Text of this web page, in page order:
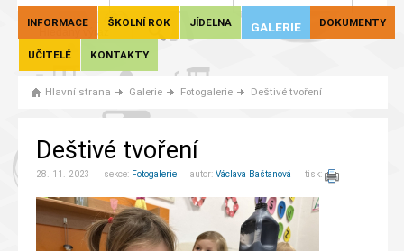
INFORMACE ŠKOLNÍ ROK JÍDELNA GALERIE DOKUMENTY
UČITELÉ KONTAKTY
Hlavní strana Galerie Fotogalerie Deštivé tvoření
Deštivé tvoření
28. 11. 2023 sekce: Fotogalerie autor: Václava Baštanová tisk: